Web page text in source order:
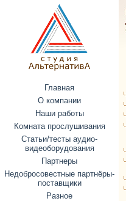
Главная
О компании
Наши работы
Комната прослушивания
Статьи/тесты аудио-
видеоборудования
Партнеры
Недобросовестные партнёры-
поставщики
Разное